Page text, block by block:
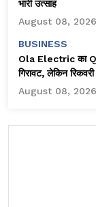
भारी उत्साह
August 08, 2026
BUSINESS
Ola Electric का
गिरावट, लेकिन
August 08, 2026